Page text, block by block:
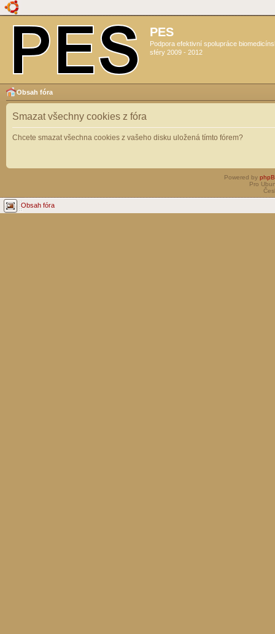
PES
Podpora efektivní spolupráce
sféry 2009 - 2012
Obsah fóra
Smazat všechny cookies z fóra
Chcete smazat všechna cookies z vašeho disku uložená tímto fórem?
Powered by
Pro
Obsah fóra